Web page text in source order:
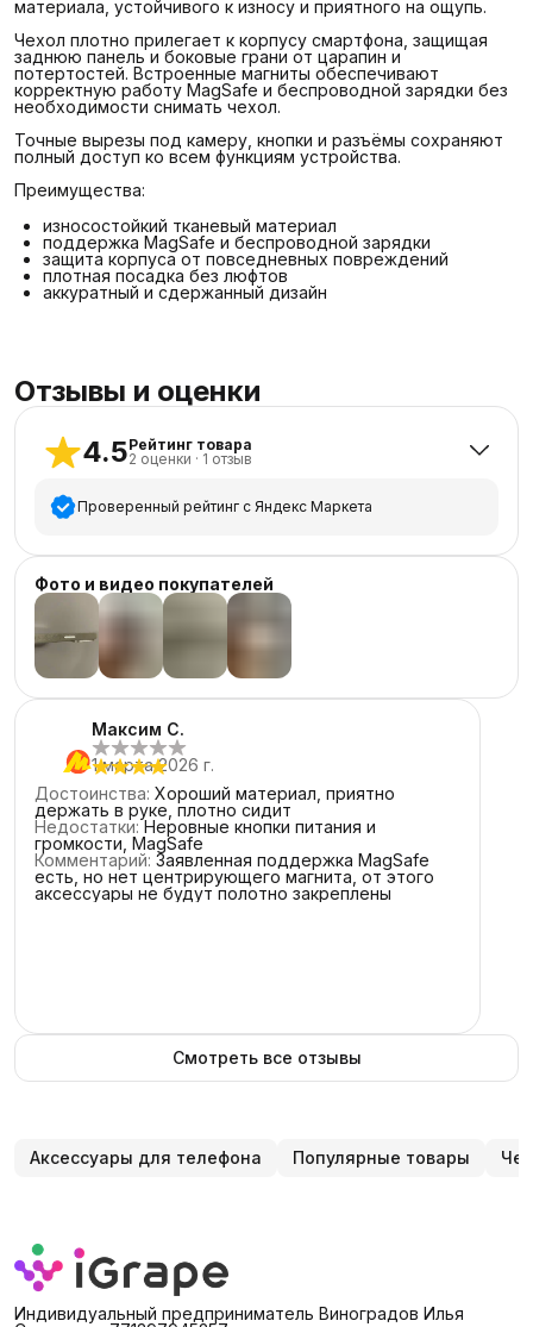
материала, устойчивого к износу и приятного на ощупь.
Чехол плотно прилегает к корпусу смартфона, защищая
заднюю панель и боковые грани от царапин и
потертостей. Встроенные магниты обеспечивают
корректную работу MagSafe и беспроводной зарядки без
необходимости снимать чехол.
Точные вырезы под камеру, кнопки и разъёмы сохраняют
полный доступ ко всем функциям устройства.
Преимущества:
износостойкий тканевый материал
поддержка MagSafe и беспроводной зарядки
защита корпуса от повседневных повреждений
плотная посадка без люфтов
аккуратный и сдержанный дизайн
Отзывы и оценки
4.5Рейтинг товара
2 оценки · 1 отзыв
Проверенный рейтинг с Яндекс Маркета
5 звёзд
1
4 звезды
3
звезды
2
звезды
Фото и видео покупателей
Максим С.
1 марта 2026 г.
Достоинства: Хороший материал, приятно
держать в руке, плотно сидит
Недостатки: Неровные кнопки питания и
громкости, MagSafe
Комментарий: Заявленная поддержка MagSafe
есть, но нет центрирующего магнита, от этого
аксессуары не будут полотно закреплены
Смотреть все отзывы
Аксессуары для телефона Популярные товары
Индивидуальный предприниматель Виноградов Илья